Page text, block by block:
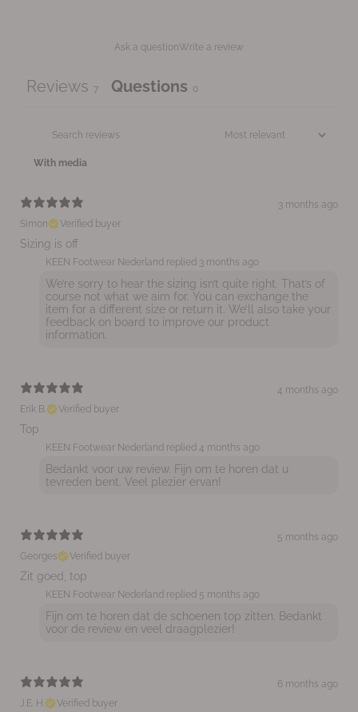
Ask a questionWrite a review
Reviews 7 Questions 0
With media
3 months ago
Simon
Verified buyer
Sizing is off
KEEN Footwear Nederland replied 3 months ago
We’re sorry to hear the sizing isn’t quite right. That’s of
course not what we aim for. You can exchange the
item for a different size or return it. We’ll also take your
feedback on board to improve our product
information.
4 months ago
Erik B.
Verified buyer
Top
KEEN Footwear Nederland replied 4 months ago
Bedankt voor uw review. Fijn om te horen dat u
tevreden bent. Veel plezier ervan!
5 months ago
Georges
Verified buyer
Zit goed, top
KEEN Footwear Nederland replied 5 months ago
Fijn om te horen dat de schoenen top zitten. Bedankt
voor de review en veel draagplezier!
6 months ago
J.E. H.
Verified buyer